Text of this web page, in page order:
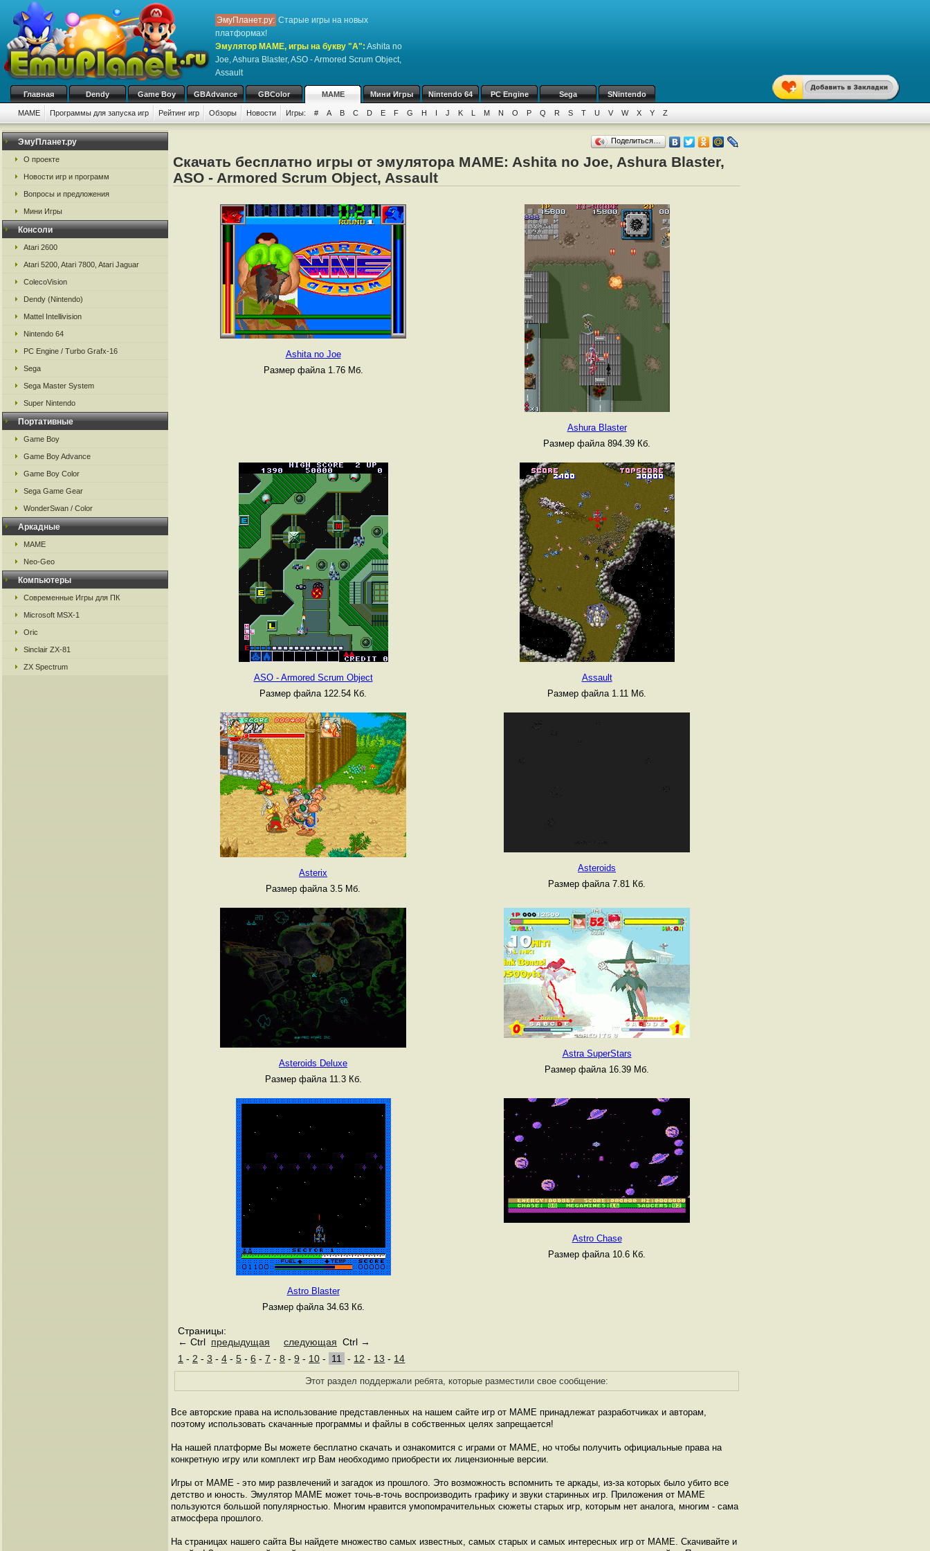
ЭмуПланет.ру: Старые игры на новых
платформах!
Эмулятор MAME, игры на букву "A": Ashita no
Joe, Ashura Blaster, ASO - Armored Scrum Object,
Assault
Главная Dendy Game Boy GBAdvance GBColor MAME Мини Игры Nintendo 64 PC Engine Sega SNintendo
MAME Программы для запуска игр Рейтинг игр Обзоры Новости Игры: # A B C D E F G H I J K L M N O P Q R S T U V W X Y Z
ЭмуПланет.ру
О проекте
Новости игр и программ
Вопросы и предложения
Мини Игры
Консоли
Atari 2600
Atari 5200, Atari 7800, Atari Jaguar
ColecoVision
Dendy (Nintendo)
Mattel Intellivision
Nintendo 64
PC Engine / Turbo Grafx-16
Sega
Sega Master System
Super Nintendo
Портативные
Game Boy
Game Boy Advance
Game Boy Color
Sega Game Gear
WonderSwan / Color
Аркадные
MAME
Neo-Geo
Компьютеры
Современные Игры для ПК
Microsoft MSX-1
Oric
Sinclair ZX-81
ZX Spectrum
Поделиться…
Скачать бесплатно игры от эмулятора MAME: Ashita no Joe, Ashura Blaster,
ASO - Armored Scrum Object, Assault
Ashita no Joe
Размер файла 1.76 Мб.
Ashura Blaster
Размер файла 894.39 Кб.
ASO - Armored Scrum Object
Размер файла 122.54 Кб.
Assault
Размер файла 1.11 Мб.
Asterix
Размер файла 3.5 Мб.
Asteroids
Размер файла 7.81 Кб.
Asteroids Deluxe
Размер файла 11.3 Кб.
Astra SuperStars
Размер файла 16.39 Мб.
Astro Blaster
Размер файла 34.63 Кб.
Astro Chase
Размер файла 10.6 Кб.
Страницы:
← Ctrl предыдущая следующая Ctrl →
1 - 2 - 3 - 4 - 5 - 6 - 7 - 8 - 9 - 10 - 11 - 12 - 13 - 14
Этот раздел поддержали ребята, которые разместили свое сообщение:
Все авторские права на использование представленных на нашем сайте игр от МАМЕ принадлежат разработчиках и авторам,
поэтому использовать скачанные программы и файлы в собственных целях запрещается!
На нашей платформе Вы можете бесплатно скачать и ознакомится с играми от МАМЕ, но чтобы получить официальные права на
конкретную игру или комплект игр Вам необходимо приобрести их лицензионные версии.
Игры от МАМЕ - это мир развлечений и загадок из прошлого. Это возможность вспомнить те аркады, из-за которых было убито все
детство и юность. Эмулятор МАМЕ может точь-в-точь воспроизводить графику и звуки старинных игр. Приложения от МАМЕ
пользуются большой популярностью. Многим нравится умопомрачительных сюжеты старых игр, которым нет аналога, многим - сама
атмосфера прошлого.
На страницах нашего сайта Вы найдете множество самых известных, самых старых и самых интересных игр от МАМЕ. Скачивайте и